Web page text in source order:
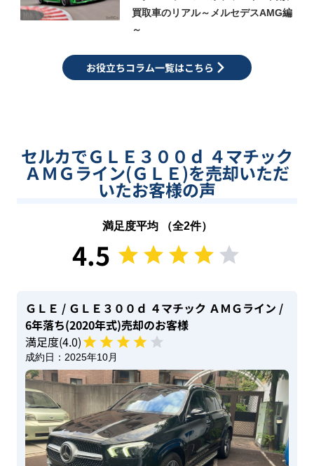
買取車のリアル～メルセデスAMG編
～
お役立ちコラム一覧はこちら
セルカでＧＬＥ３００ｄ ４マチック
ＡＭＧライン(ＧＬＥ)を売却いただ
いたお客様の声
満足度平均 （全2件）
4.5
ＧＬＥ / ＧＬＥ３００ｄ ４マチック ＡＭＧライン /
6年落ち(2020年式)売却のお客様
満足度(4.0)
成約日： 2025年10月